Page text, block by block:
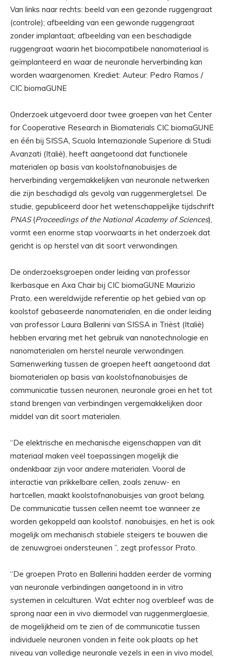
Van links naar rechts: beeld van een gezonde ruggengraat
(controle); afbeelding van een gewonde ruggengraat
zonder implantaat; afbeelding van een beschadigde
ruggengraat waarin het biocompatibele nanomateriaal is
geïmplanteerd en waar de neuronale herverbinding kan
worden waargenomen. Krediet: Auteur: Pedro Ramos /
CIC biomaGUNE
Onderzoek uitgevoerd door twee groepen van het Center
for Cooperative Research in Biomaterials CIC biomaGUNE
en één bij SISSA, Scuola Internazionale Superiore di Studi
Avanzati (Italië), heeft aangetoond dat functionele
materialen op basis van koolstofnanobuisjes de
herverbinding vergemakkelijken van neuronale netwerken
die zijn beschadigd als gevolg van ruggenmergletsel. De
studie, gepubliceerd door het wetenschappelijke tijdschrift
PNAS(Proceedings of the National Academy of Sciences),
vormt een enorme stap voorwaarts in het onderzoek dat
gericht is op herstel van dit soort verwondingen.
De onderzoeksgroepen onder leiding van professor
Ikerbasque en Axa Chair bij CIC biomaGUNE Maurizio
Prato, een wereldwijde referentie op het gebied van op
koolstof gebaseerde nanomaterialen, en die onder leiding
van professor Laura Ballerini van SISSA in Triëst (Italië)
hebben ervaring met het gebruik van nanotechnologie en
nanomaterialen om herstel neurale verwondingen.
Samenwerking tussen de groepen heeft aangetoond dat
biomaterialen op basis van koolstofnanobuisjes de
communicatie tussen neuronen, neuronale groei en het tot
stand brengen van verbindingen vergemakkelijken door
middel van dit soort materialen.
“De elektrische en mechanische eigenschappen van dit
materiaal maken veel toepassingen mogelijk die
ondenkbaar zijn voor andere materialen. Vooral de
interactie van prikkelbare cellen, zoals zenuw- en
hartcellen, maakt koolstofnanobuisjes van groot belang.
De communicatie tussen cellen neemt toe wanneer ze
worden gekoppeld aan koolstof. nanobuisjes, en het is ook
mogelijk om mechanisch stabiele steigers te bouwen die
de zenuwgroei ondersteunen ”, zegt professor Prato.
“De groepen Prato en Ballerini hadden eerder de vorming
van neuronale verbindingen aangetoond in in vitro
systemen in celculturen. Wat echter nog overbleef was de
sprong naar een in vivo diermodel van ruggenmerglaesie,
de mogelijkheid om te zien of de communicatie tussen
individuele neuronen vonden in feite ook plaats op het
niveau van volledige neuronale vezels in een in vivo model,